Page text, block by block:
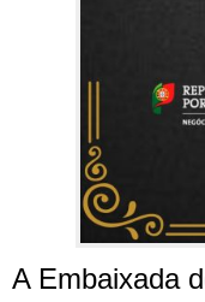
A Embaixada